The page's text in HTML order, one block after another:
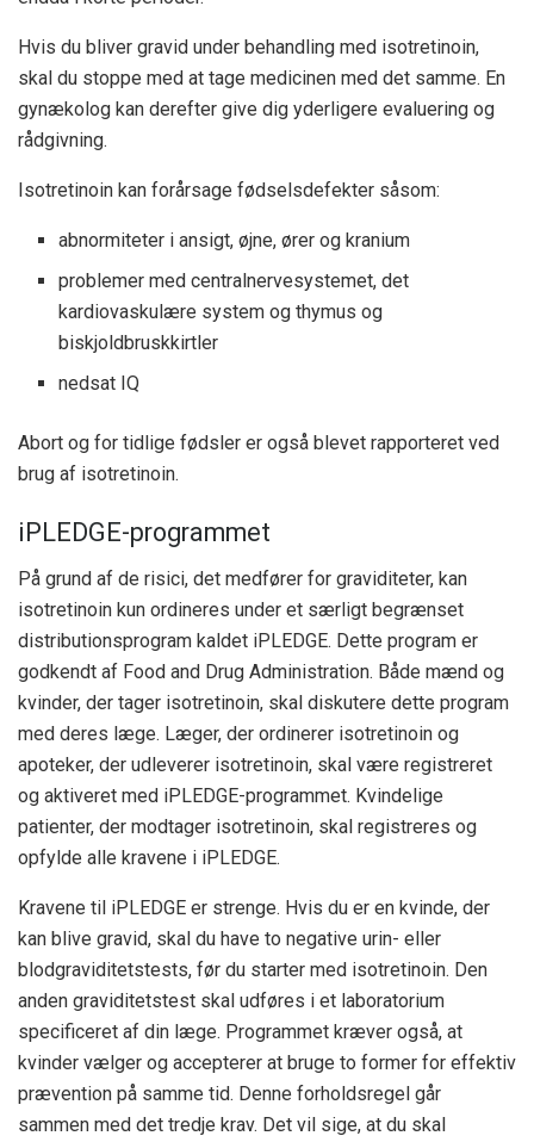
Hvis du bliver gravid under behandling med isotretinoin,
skal du stoppe med at tage medicinen med det samme. En
gynækolog kan derefter give dig yderligere evaluering og
rådgivning.
Isotretinoin kan forårsage fødselsdefekter såsom:
abnormiteter i ansigt, øjne, ører og kranium
problemer med centralnervesystemet, det
kardiovaskulære system og thymus og
biskjoldbruskkirtler
nedsat IQ
Abort og for tidlige fødsler er også blevet rapporteret ved
brug af isotretinoin.
iPLEDGE-programmet
På grund af de risici, det medfører for graviditeter, kan
isotretinoin kun ordineres under et særligt begrænset
distributionsprogram kaldet iPLEDGE. Dette program er
godkendt af Food and Drug Administration. Både mænd og
kvinder, der tager isotretinoin, skal diskutere dette program
med deres læge. Læger, der ordinerer isotretinoin og
apoteker, der udleverer isotretinoin, skal være registreret
og aktiveret med iPLEDGE-programmet. Kvindelige
patienter, der modtager isotretinoin, skal registreres og
opfylde alle kravene i iPLEDGE.
Kravene til iPLEDGE er strenge. Hvis du er en kvinde, der
kan blive gravid, skal du have to negative urin- eller
blodgraviditetstests, før du starter med isotretinoin. Den
anden graviditetstest skal udføres i et laboratorium
specificeret af din læge. Programmet kræver også, at
kvinder vælger og accepterer at bruge to former for effektiv
prævention på samme tid. Denne forholdsregel går
sammen med det tredje krav. Det vil sige, at du skal